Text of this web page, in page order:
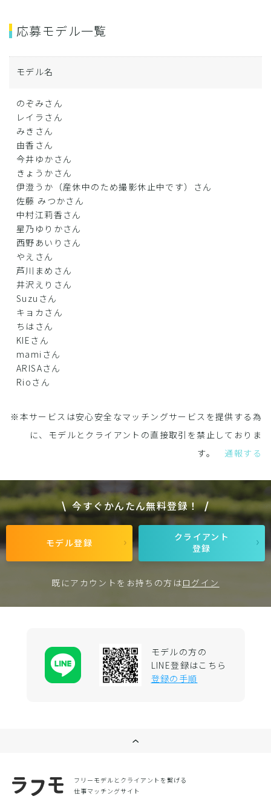
応募モデル一覧
モデル名
のぞみさん
レイラさん
みきさん
由香さん
今井ゆかさん
きょうかさん
伊澄うか（産休中のため撮影休止中です）さん
佐藤 みつかさん
中村江莉香さん
星乃ゆりかさん
西野あいりさん
やえさん
芦川まめさん
井沢えりさん
Suzuさん
キョカさん
ちはさん
KIEさん
mamiさん
ARISAさん
Rioさん
※本サービスは安心安全なマッチングサービスを提供する為
に、モデルとクライアントの直接取引を禁止しておりま
す。通報する
今すぐかんたん無料登録！
モデル登録
クライアント
登録
既にアカウントをお持ちの方はログイン
モデルの方の
LINE登録はこちら
登録の手順
フリーモデルとクライアントを繋げる
仕事マッチングサイト